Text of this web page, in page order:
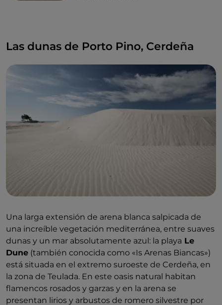
Las dunas de Porto Pino, Cerdeña
Una larga extensión de arena blanca salpicada de
una increíble vegetación mediterránea, entre suaves
dunas y un mar absolutamente azul: la playa Le
Dune (también conocida como «Is Arenas Biancas»)
está situada en el extremo suroeste de Cerdeña, en
la zona de Teulada. En este oasis natural habitan
flamencos rosados y garzas y en la arena se
presentan lirios y arbustos de romero silvestre por